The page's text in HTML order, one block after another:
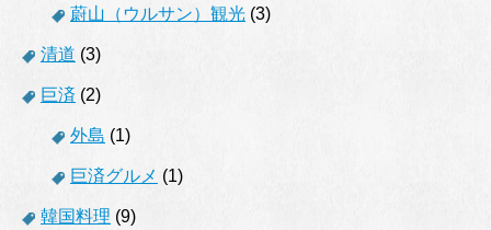
蔚山（ウルサン）観光 (3)
清道 (3)
巨済 (2)
外島 (1)
巨済グルメ (1)
韓国料理 (9)